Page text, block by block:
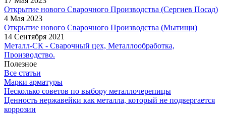
Открытие нового Сварочного Производства (Сергиев Посад)
4 Мая 2023
Открытие нового Сварочного Производства (Мытищи)
14 Сентября 2021
Металл-СК - Сварочный цех, Металлообработка,
Производство.
Полезное
Все статьи
Марки арматуры
Несколько советов по выбору металлочерепицы
Ценность нержавейки как металла, который не подвергается
коррозии